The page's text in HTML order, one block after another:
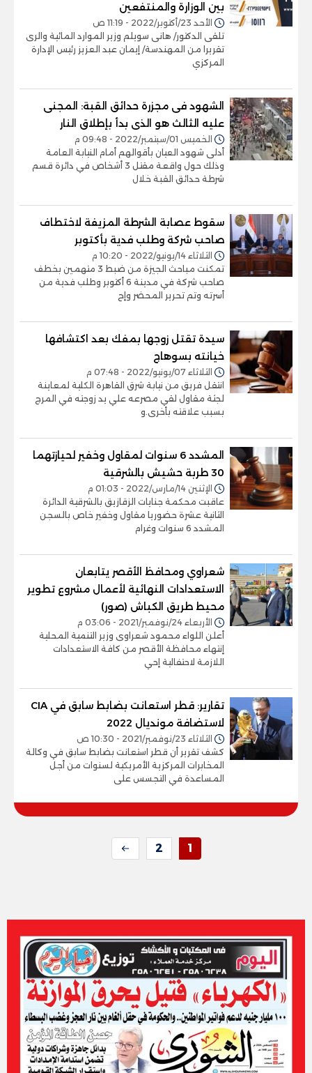
بين الوزارة والمنتفعين
الأحد 23/أكتوبر/2022 - 11:19 ص
تلقى الدكتور/ هانى سويلم وزير الموارد المائية والرى
تقريرا من المهندسة/ إيمان عبد العزيز رئيس الإدارة
المركزي
الشهود فى مجزرة حدائق القبة: المجنى
عليه الثالث هو الذى بدأ بإطلاق النار
الخميس 01/سبتمبر/2022 - 09:48 م
أدلى شهود العيان بأقوالهم أمام النيابة العامة
وذلك حول واقعة مقتل 3 أشخاص في دائرة قسم
شرطة حدائق القبة خلال
سقوط عصابة الشرطة المزيفة لاختطاف
صاحب شركة وطلب فدية بأكتوبر
الثلاثاء 14/يونيو/2022 - 10:20 م
تمكنت مباحث الجيزة من ضبط 3 متهمين بخطف
صاحب شركة في مدينة 6 أكتوبر وطلب فدية من
أسرته وتم تحرير المحضر وإح
سيدة تقتل زوجها بمفك بعد اكتشافها
خيانته بسوهاج
الثلاثاء 07/يونيو/2022 - 07:48 م
انتقل فريق من نيابة شرق القاهرة الكلية لمعاينة
لجثة مقاول لقي مصرعه علي يد زوجته في المرج
بسبب علاقته بأخرى.و
المشدد 6 سنوات لمقاول وخفير لحيازتهما
30 طربة حشيش بالشرقية
الإثنين 14/مارس/2022 - 01:03 م
عاقبت محكمة جنايات الزقازيق بالشرقية الدائرة
الثانية عشرة حضوريا مقاول وخفير خاص بالسجن
المشدد 6 سنوات وغرام
شعراوي ومحافظ الأقصر يتابعان
الاستعدادات النهائية لأعمال مشروع تطوير
محيط طريق الكباش (صور)
الأربعاء 24/نوفمبر/2021 - 03:06 م
أعلن اللواء محمود شعراوى وزير التنمية المحلية
إنتهاء محافظة الأقصر من كافة الاستعدادات
اللازمة لاحتفالية إحي
تقارير: قطر استعانت بضابط سابق في CIA
لاستضافة مونديال 2022
الثلاثاء 23/نوفمبر/2021 - 10:30 ص
كشف تقرير أن قطر استعانت بضابط سابق في وكالة
المخابرات المركزية الأمريكية لسنوات من أجل
المساعدة في التجسس على
1
2